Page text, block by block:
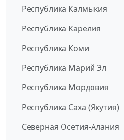
Республика Калмыкия
Республика Карелия
Республика Коми
Республика Марий Эл
Республика Мордовия
Республика Саха (Якутия)
Северная Осетия-Алания